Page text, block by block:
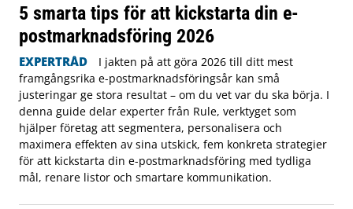
5 smarta tips för att kickstarta din e-
postmarknadsföring 2026
EXPERTRÅD
I jakten på att göra 2026 till ditt mest
framgångsrika e-postmarknadsföringsår kan små
justeringar ge stora resultat – om du vet var du ska börja. I
denna guide delar experter från Rule, verktyget som
hjälper företag att segmentera, personalisera och
maximera effekten av sina utskick, fem konkreta strategier
för att kickstarta din e-postmarknadsföring med tydliga
mål, renare listor och smartare kommunikation.